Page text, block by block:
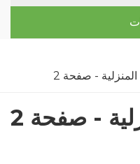
المنزلية - صفحة 2
- صفحة 2